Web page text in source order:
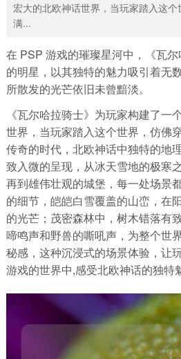
宏大的北欧神话世界，当玩家踏入这
满...
在 PSP 游戏的璀璨星河中，《瓦
的明星，以其独特的魅力吸引着无
所散发的光芒依旧未曾黯淡。
《瓦尔哈拉骑士》为玩家构建了一
世界，当玩家踏入这个世界，仿佛
传奇的时代，北欧神话中独特的地
致入微的呈现，从冰天雪地的极寒
再到雄伟壮观的城堡，每一处场景
的细节，皑皑白雪覆盖的山峦，在
的光芒；茂密森林中，树木错落有
啼鸣声和野兽的嘶吼声，为整个世
秘感，这种沉浸式的场景体验，让
游戏的世界中,感受北欧神话的独特